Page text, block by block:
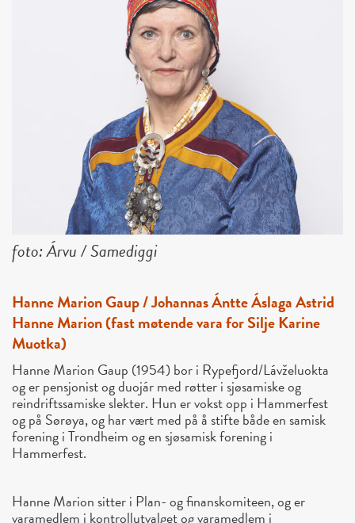
foto: Árvu / Samediggi
Hanne Marion Gaup / Johannas Ántte Áslaga Astrid
Hanne Marion (fast møtende vara for Silje Karine
Muotka)
Hanne Marion Gaup (1954) bor i Rypefjord/Lávželuokta
og er pensjonist og duojár med røtter i sjøsamiske og
reindriftssamiske slekter. Hun er vokst opp i Hammerfest
og på Sørøya, og har vært med på å stifte både en samisk
forening i Trondheim og en sjøsamisk forening i
Hammerfest.
Hanne Marion sitter i Plan- og finanskomiteen, og er
varamedlem i kontrollutvalget og varamedlem i